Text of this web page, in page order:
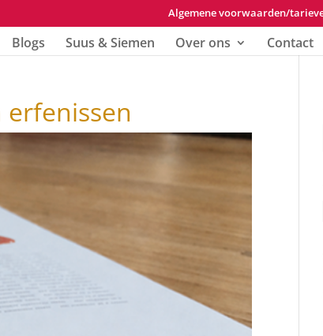
Algemene voorwaarden/
Blogs Suus & Siemen Over ons Contact